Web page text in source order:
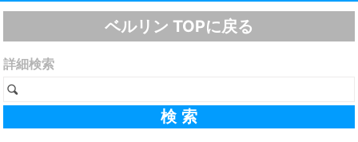
ベルリン TOPに戻る
詳細検索